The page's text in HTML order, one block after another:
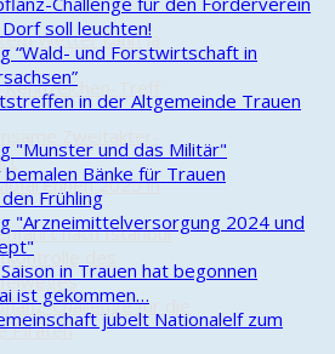
Wetter kann ja
Treff
2025 in
nach Istanbul
des
Challenge für die
Piraten
soll leuchten!
“Wald- und Forstwirtschaft in
in der Altgemeinde Trauen
"Munster und das Militär"
bemalen Bänke für Trauen
den Frühling
"Arzneimittelversorgung 2024 und
in Trauen hat begonnen
ist gekommen…
jubelt Nationalelf zum